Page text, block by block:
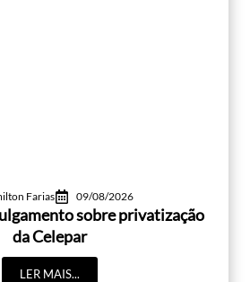
Farias 09/08/2026
sobre privatização
da Celepar
LER MAIS...